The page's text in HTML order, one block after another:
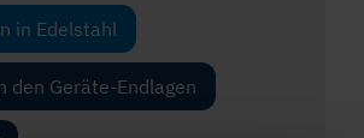
in Edelstahl
den Geräte-Endlagen